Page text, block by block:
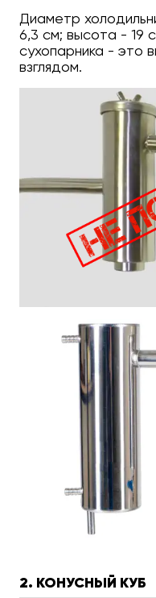
Диаметр
6,3 см; высота - 19
сухопарника - это
взглядом.
2. КОНУСНЫЙ КУБ